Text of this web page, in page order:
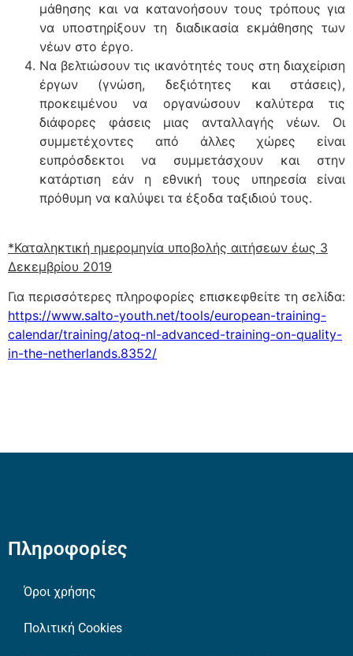
μάθησης και να κατανοήσουν τους τρόπους για
να υποστηρίξουν τη διαδικασία εκμάθησης των
νέων στο έργο.
Να βελτιώσουν τις ικανότητές τους στη διαχείριση
έργων (γνώση, δεξιότητες και στάσεις),
προκειμένου να οργανώσουν καλύτερα τις
διάφορες φάσεις μιας ανταλλαγής νέων. Οι
συμμετέχοντες από άλλες χώρες είναι
ευπρόσδεκτοι να συμμετάσχουν και στην
κατάρτιση εάν η εθνική τους υπηρεσία είναι
πρόθυμη να καλύψει τα έξοδα ταξιδιού τους.
*Καταληκτική ημερομηνία υποβολής αιτήσεων έως 3
Δεκεμβρίου 2019
Για περισσότερες πληροφορίες επισκεφθείτε τη σελίδα:
https://www.salto-youth.net/tools/european-training-
calendar/training/atoq-nl-advanced-training-on-quality-
in-the-netherlands.8352/
Πληροφορίες
Όροι χρήσης
Πολιτική Cookies